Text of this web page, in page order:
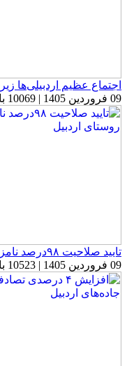
اجتماع عظیم اردبیلی‌ها
09 فروردین 1405 | 10069 بازدید
تایید صلاحیت ۹۸درصد نامزدهای شوراهای روستای اردبیل...
09 فروردین 1405 | 10523 بازدید